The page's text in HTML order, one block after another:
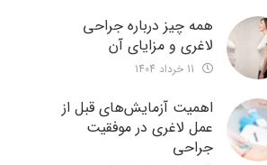
همه چیز درباره جراحی
لاغری و مزایای آن
اهمیت آزمایش‌های قبل از
عمل لاغری در موفقیت
جراحی